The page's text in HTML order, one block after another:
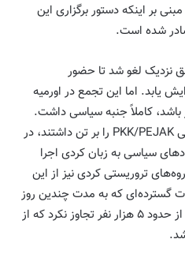
بر اینکه دستور برگزاری این
شده است.
نزدیک لغو شد تا حضور
یابد. اما این تجمع در اورمیه
باشد، کاملاً جنبه سیاسی داشت.
افرادی که لباس گروه‌های تروریستی PKK/PEJAK را بر تن داشتند، در
سیاسی به زبان کردی اجرا
تروریستی کردی نیز از این
گسترده‌ای که به مدت چندین روز
انجام شد، تعداد شرکت کننده گان از حدود ۵ هزار نفر تجاوز نکرد که از